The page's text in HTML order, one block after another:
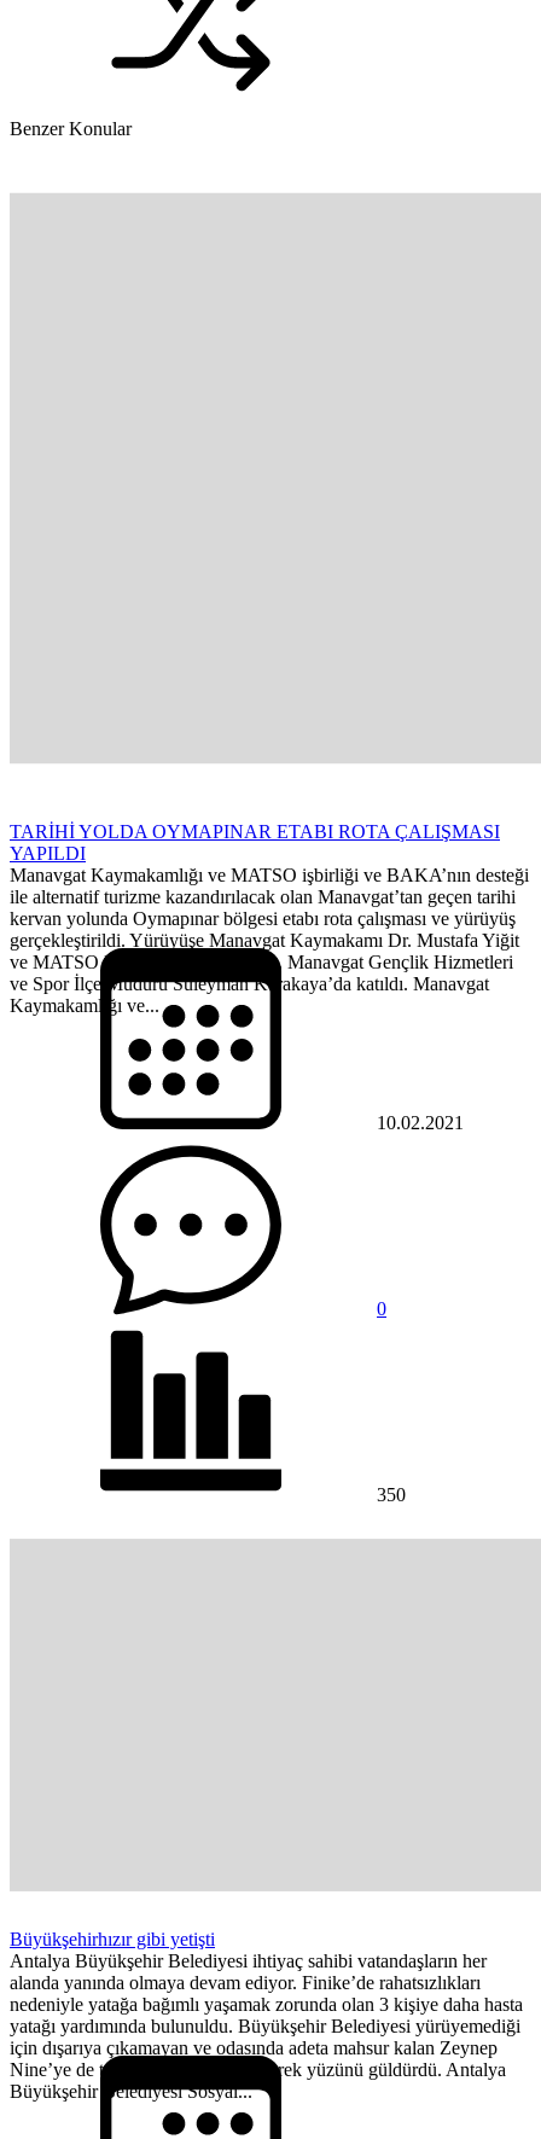
Benzer Konular
TARİHİ YOLDA OYMAPINAR ETABI ROTA ÇALIŞMASI
YAPILDI
Manavgat Kaymakamlığı ve MATSO işbirliği ve BAKA’nın desteği
ile alternatif turizme kazandırılacak olan Manavgat’tan geçen tarihi
kervan yolunda Oymapınar bölgesi etabı rota çalışması ve yürüyüş
gerçekleştirildi. Yürüyüşe Manavgat Kaymakamı Dr. Mustafa Yiğit
ve MATSO Başkanı Ahmet Boztaş, Manavgat Gençlik Hizmetleri
ve Spor İlçe Müdürü Süleyman Karakaya’da katıldı. Manavgat
Kaymakamlığı ve...
10.02.2021
0
350
Büyükşehirhızır gibi yetişti
Antalya Büyükşehir Belediyesi ihtiyaç sahibi vatandaşların her
alanda yanında olmaya devam ediyor. Finike’de rahatsızlıkları
nedeniyle yatağa bağımlı yaşamak zorunda olan 3 kişiye daha hasta
yatağı yardımında bulunuldu. Büyükşehir Belediyesi yürüyemediği
için dışarıya çıkamayan ve odasında adeta mahsur kalan Zeynep
Nine’ye de tekerlekli sandalye vererek yüzünü güldürdü. Antalya
Büyükşehir Belediyesi Sosyal...